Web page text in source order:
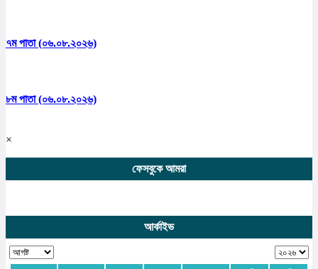
৭ম পাতা (০৬.০৮.২০২৬)
৮ম পাতা (০৬.০৮.২০২৬)
×
ফেসবুকে আমরা
আর্কাইভ